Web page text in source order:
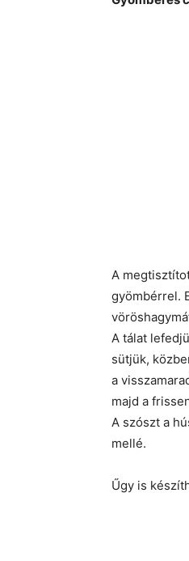
A
gyömbérrel.
A tálat
sütjük,
a
majd a
A szószt a
mellé.
Űgy is